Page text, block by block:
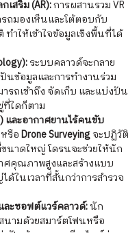
เสริม (AR):การผสานรวม VR
รถมองเห็นและโต้ตอบกับ
ำให้เข้าใจข้อมูลเชิงพื้นที่ได้
ระบบคลาวด์จะกลาย
ข้อมูลและการทำงานร่วม
รถเข้าถึง จัดเก็บ และแบ่งปัน
ที่ใดก็ตาม
และอากาศยานไร้คนขับ
หรือDrone Surveyingจะปฏิวัติ
นาดใหญ่ โดรนจะช่วยให้นัก
ศคุณภาพสูงและสร้างแบบ
ในเวลาที่สั้นกว่าการสำรวจ
ะซอฟต์แวร์คลาวด์:นัก
นามด้วยสมาร์ตโฟนหรือ